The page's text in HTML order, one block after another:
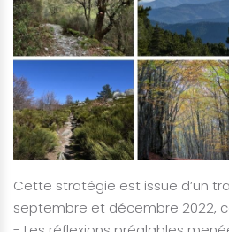
Cette stratégie est issue d’un
septembre et décembre 2022,